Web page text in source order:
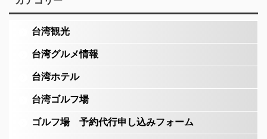
台湾観光
台湾グルメ情報
台湾ホテル
台湾ゴルフ場
ゴルフ場 予約代行申し込みフォーム